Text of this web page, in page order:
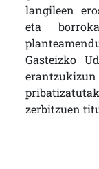
langileen
eta
Gasteizko
zerbitzuen